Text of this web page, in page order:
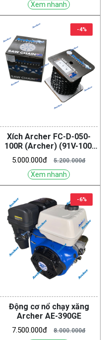
Xem nhanh
Xích Archer FC-D-050-
100R (Archer) (91V-100,
3/8")
5.000.000đ 5.200.000đ
-4%
Xem nhanh
Động cơ nổ chạy xăng
Archer AE-390GE
7.500.000đ 8.000.000đ
-6%